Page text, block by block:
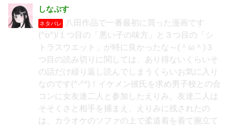
しなぷす
ネタバレ
八田作品で一番最初に買った漫画です
(^o^)/１つ目の「悪い子の味方」と３つ目の「シ
トラスウエット」が特に良かったな～(＾ω＾)３
つ目の読み切りに関しては、あり得ないくらいそ
の話だけ繰り返し読んでしまうくらいお気に入り
なのです(^-^*)！イケメン彼氏を求め男子校との合
コンに女友達二人と参加したえりみ。友達二人は
そそくさと相手を捕まえ、えりみに残されたの
は、カラオケのソファの上で柔道着を着て腕立て